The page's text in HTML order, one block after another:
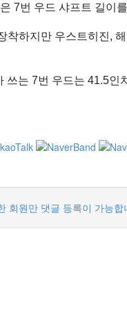
7번 우드 샤프트 길이
하지만 우스트히진,
는 7번 우드는 41.5인
회원만 댓글 등록이 가능합